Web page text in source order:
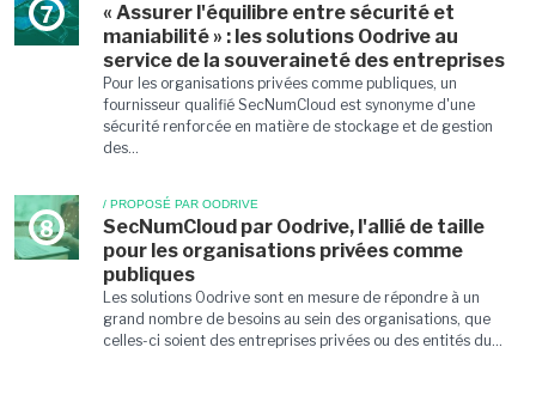
7
« Assurer l'équilibre entre sécurité et
maniabilité » : les solutions Oodrive au
service de la souveraineté des entreprises
Pour les organisations privées comme publiques, un
fournisseur qualifié SecNumCloud est synonyme d'une
sécurité renforcée en matière de stockage et de gestion
des...
8
/ PROPOSÉ PAR OODRIVE
SecNumCloud par Oodrive, l'allié de taille
pour les organisations privées comme
publiques
Les solutions Oodrive sont en mesure de répondre à un
grand nombre de besoins au sein des organisations, que
celles-ci soient des entreprises privées ou des entités du...